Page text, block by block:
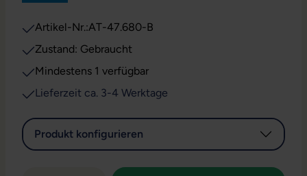
Artikel-Nr.:AT-47.680-B
Zustand: Gebraucht
Mindestens 1 verfügbar
Lieferzeit ca. 3-4 Werktage
Produkt konfigurieren